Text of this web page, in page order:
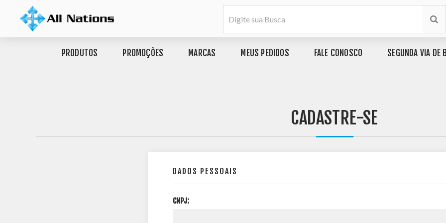
PRODUTOS PROMOÇÕES MARCAS MEUS PEDIDOS FALE CONOSCO SEGUNDA VIA DE
CADASTRE-SE
DADOS PESSOAIS
CNPJ: